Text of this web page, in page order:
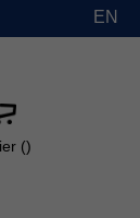
EN
)